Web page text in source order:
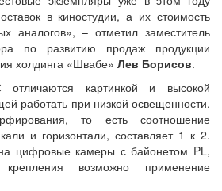
в киностудии, а их стоимость
аналогов», – отметил заместитель
по развитию продаж продукции
холдинга «Швабе» Лев Борисов.
отличаются картинкой и высокой
работать при низкой освещенности.
то есть соотношение
и горизонтали, составляет 1 к 2.
цифровые камеры с байонетом PL,
возможно применение